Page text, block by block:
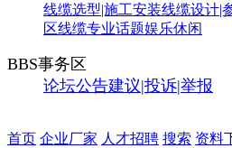
线缆选型|施工安装线缆设计|
区线缆专业话题娱乐休闲
BBS事务区
论坛公告建议|投诉|举报
首页 企业厂家 人才招聘 搜索 资料